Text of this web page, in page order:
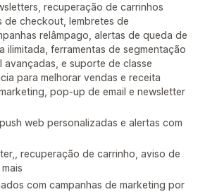
recuperação de carrinhos
de checkout, lembretes de
relâmpago, alertas de queda de
ilimitada, ferramentas de segmentação
avançadas, e suporte de classe
para melhorar vendas e receita
pop-up de email e newsletter
web personalizadas e alertas com
recuperação de carrinho, aviso de
com campanhas de marketing por